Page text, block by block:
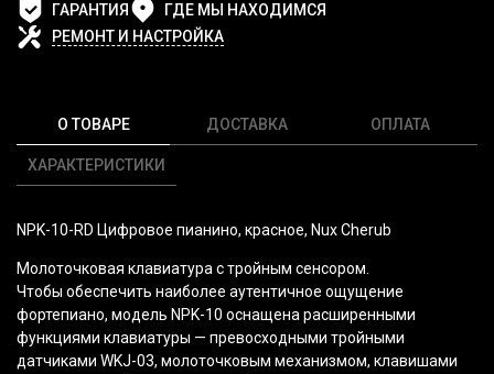
ГАРАНТИЯ
ГДЕ МЫ НАХОДИМСЯ
РЕМОНТ И НАСТРОЙКА
О ТОВАРЕ
ХАРАКТЕРИСТИКИ
ДОСТАВКА ОПЛАТА
NPK-10-RD Цифровое пианино, красное, Nux Cherub
Молоточковая клавиатура с тройным сенсором.
Чтобы обеспечить наиболее аутентичное ощущение
фортепиано, модель NPK-10 оснащена расширенными
функциями клавиатуры — превосходными тройными
датчиками WKJ-03, молоточковым механизмом, клавишами